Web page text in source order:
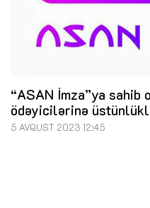
“ASAN İmza”ya sahib
ödəyicilərinə
5 AVQUST 2023 12:45